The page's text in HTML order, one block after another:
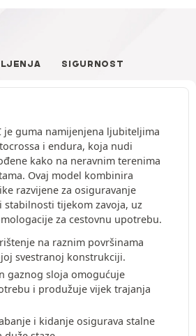
SIGURNOST
je guma namijenjena ljubiteljima
i endura, koja nudi
kako na neravnim terenima
Ovaj model kombinira
razvijene za osiguravanje
stabilnosti tijekom zavoja, uz
za cestovnu upotrebu.
na raznim površinama
svestranoj konstrukciji.
gaznog sloja omogućuje
i produžuje vijek trajanja
i kidanje osigurava stalne